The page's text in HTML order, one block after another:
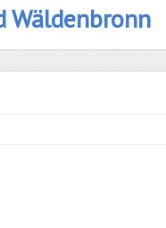
Wäldenbronn